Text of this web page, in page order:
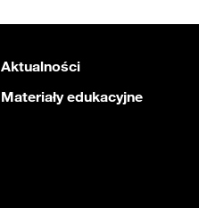
Aktualności
Materiały edukacyjne